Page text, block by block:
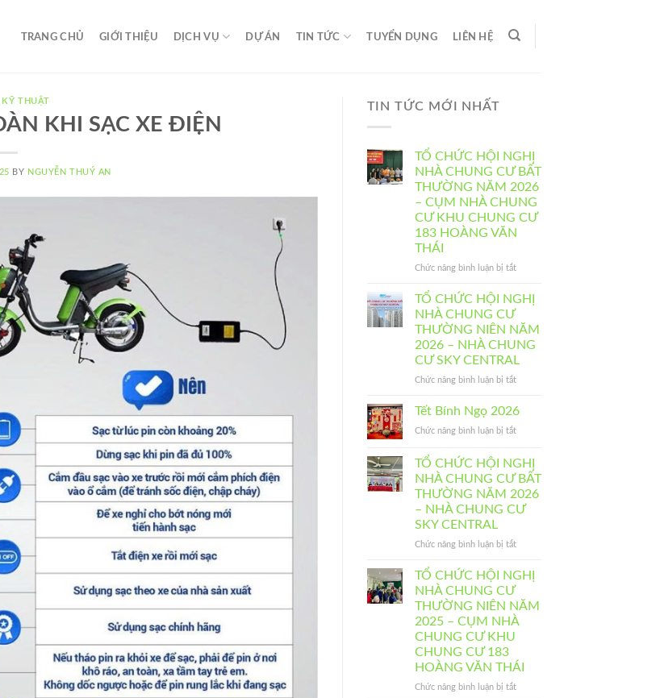
TRANG CHỦ GIỚI THIỆU DỊCH VỤ DỰ ÁN TIN TỨC TUYỂN DỤNG LIÊN HỆ
THUẬT
KHI SẠC XE ĐIỆN
BY NGUYỄN THUÝ AN
TIN TỨC MỚI NHẤT
TỔ CHỨC HỘI NGHỊ
NHÀ CHUNG CƯ BẤT
THƯỜNG NĂM 2026
– CỤM NHÀ CHUNG
CƯ KHU CHUNG CƯ
183 HOÀNG VĂN
THÁI
Chức năng bình luận bị tắtở
CHỨC
HỘI
NGHỊ
NHÀ
CHUNG
CƯ
BẤT
2026
–
NHÀ
CHUNG
KHU
CHUNG
183
THÁI
TỔ CHỨC HỘI NGHỊ
NHÀ CHUNG CƯ
THƯỜNG NIÊN NĂM
2026 – NHÀ CHUNG
CƯ SKY CENTRAL
Chức năng bình luận bị tắtở
CHỨC
NGHỊ
CHUNG
CƯ
THƯỜNG
NIÊN
NĂM
–
CHUNG
CƯ
SKY
CENTRAL
Tết Bính Ngọ 2026
Chức năng bình luận bị tắtở
Bính
Ngọ
2026
TỔ CHỨC HỘI NGHỊ
NHÀ CHUNG CƯ BẤT
THƯỜNG NĂM 2026
– NHÀ CHUNG CƯ
SKY CENTRAL
Chức năng bình luận bị tắtở
CHỨC
HỘI
NGHỊ
NHÀ
CHUNG
THƯỜNG
TỔ CHỨC HỘI NGHỊ
NHÀ CHUNG CƯ
THƯỜNG NIÊN NĂM
2025 – CỤM NHÀ
CHUNG CƯ KHU
CHUNG CƯ 183
HOÀNG VĂN THÁI
Chức năng bình luận bị tắtở